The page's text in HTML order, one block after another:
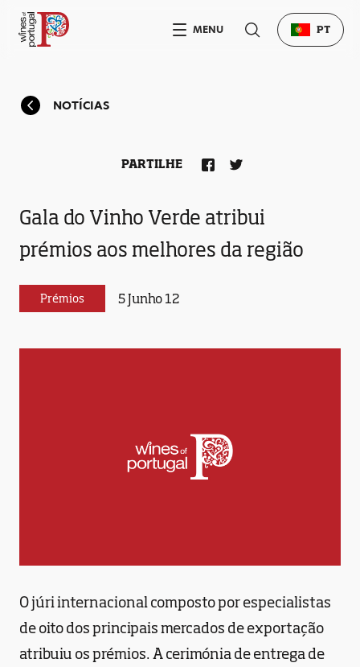
NOTÍCIAS
Gala do Vinho Verde atribui
prémios aos melhores da região
Prémios 5 Junho 12
PARTILHE
O júri internacional composto por especialistas
de oito dos principais mercados de exportação
atribuiu os prémios. A cerimónia de entrega de
MENU PT